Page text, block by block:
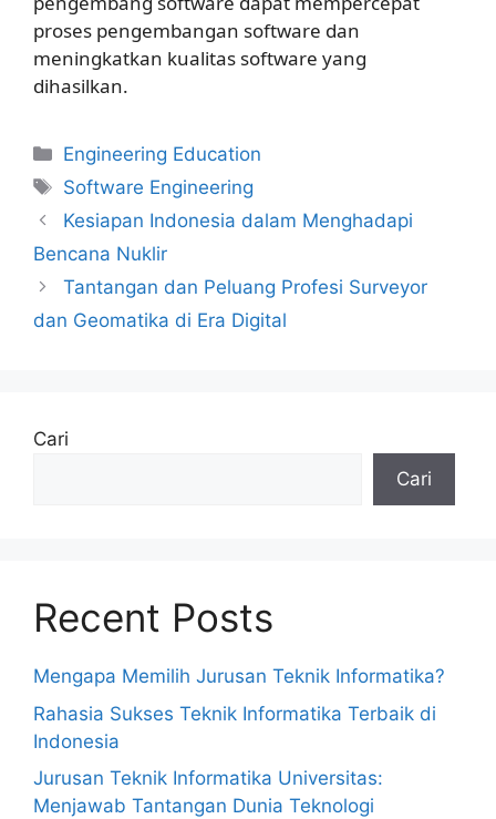
proses pengembangan software dan
meningkatkan kualitas software yang
dihasilkan.
Kategori
Engineering Education
Tag
Software Engineering
Kesiapan Indonesia dalam Menghadapi
Bencana Nuklir
Tantangan dan Peluang Profesi Surveyor
dan Geomatika di Era Digital
Cari
Cari
Recent Posts
Mengapa Memilih Jurusan Teknik Informatika?
Rahasia Sukses Teknik Informatika Terbaik di
Indonesia
Jurusan Teknik Informatika Universitas:
Menjawab Tantangan Dunia Teknologi